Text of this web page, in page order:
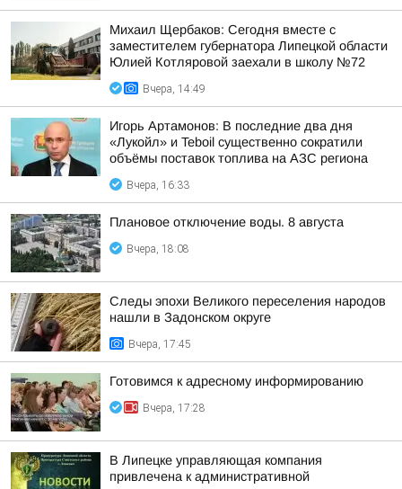
Михаил Щербаков: Сегодня вместе с
заместителем губернатора Липецкой области
Юлией Котляровой заехали в школу №72
Вчера, 14:49
Игорь Артамонов: В последние два дня
«Лукойл» и Teboil существенно сократили
объёмы поставок топлива на АЗС региона
Вчера, 16:33
Плановое отключение воды. 8 августа
Вчера, 18:08
Следы эпохи Великого переселения народов
нашли в Задонском округе
Вчера, 17:45
Готовимся к адресному информированию
Вчера, 17:28
В Липецке управляющая компания
привлечена к административной